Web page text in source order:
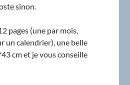
sinon.
pages (une par mois,
un calendrier), une belle
cm et je vous conseille